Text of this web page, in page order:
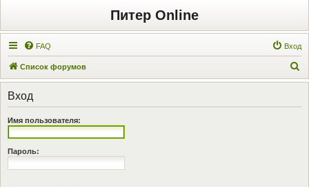
Питер Online
FAQ Вход
Список форумов
о
Вход
Имя пользователя:
Пароль: